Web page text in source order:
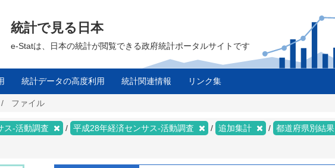
統計で見る日本
e-Statは、日本の統計が閲覧できる政府統計ポータルサイトです
統計データの高度利用 統計関連情報 リンク集
ファイル
ス‐活動調査 平成28年経済センサス‐活動調査 追加集計 都道府県別結果